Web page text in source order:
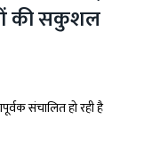
की सकुशल
संचालित हो रही है